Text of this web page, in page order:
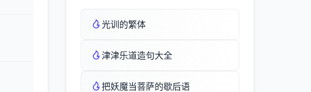
光训的繁体
津津乐道造句大全
把妖魔当菩萨的歇后语